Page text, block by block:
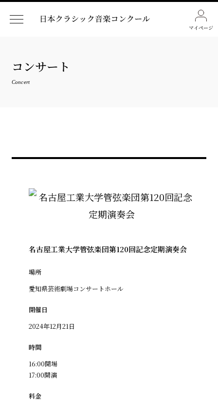
マイページ
コンサート
Concert
名古屋工業大学管弦楽団第120回記念定期演奏会
場所
愛知県芸術劇場コンサートホール
開催日
2024年12月21日
時間
16:00開場
17:00開演
料金